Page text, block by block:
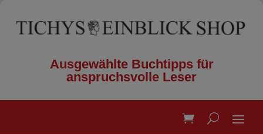
Ausgewählte Buchtipps für
anspruchsvolle Leser